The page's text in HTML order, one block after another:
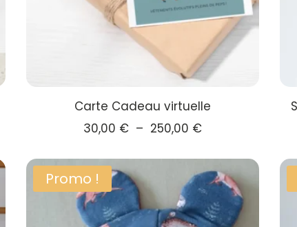
Carte Cadeau virtuelle
30,00 € – 250,00 €Plage
prix :
30,00 €
à
250,00 €
Promo !